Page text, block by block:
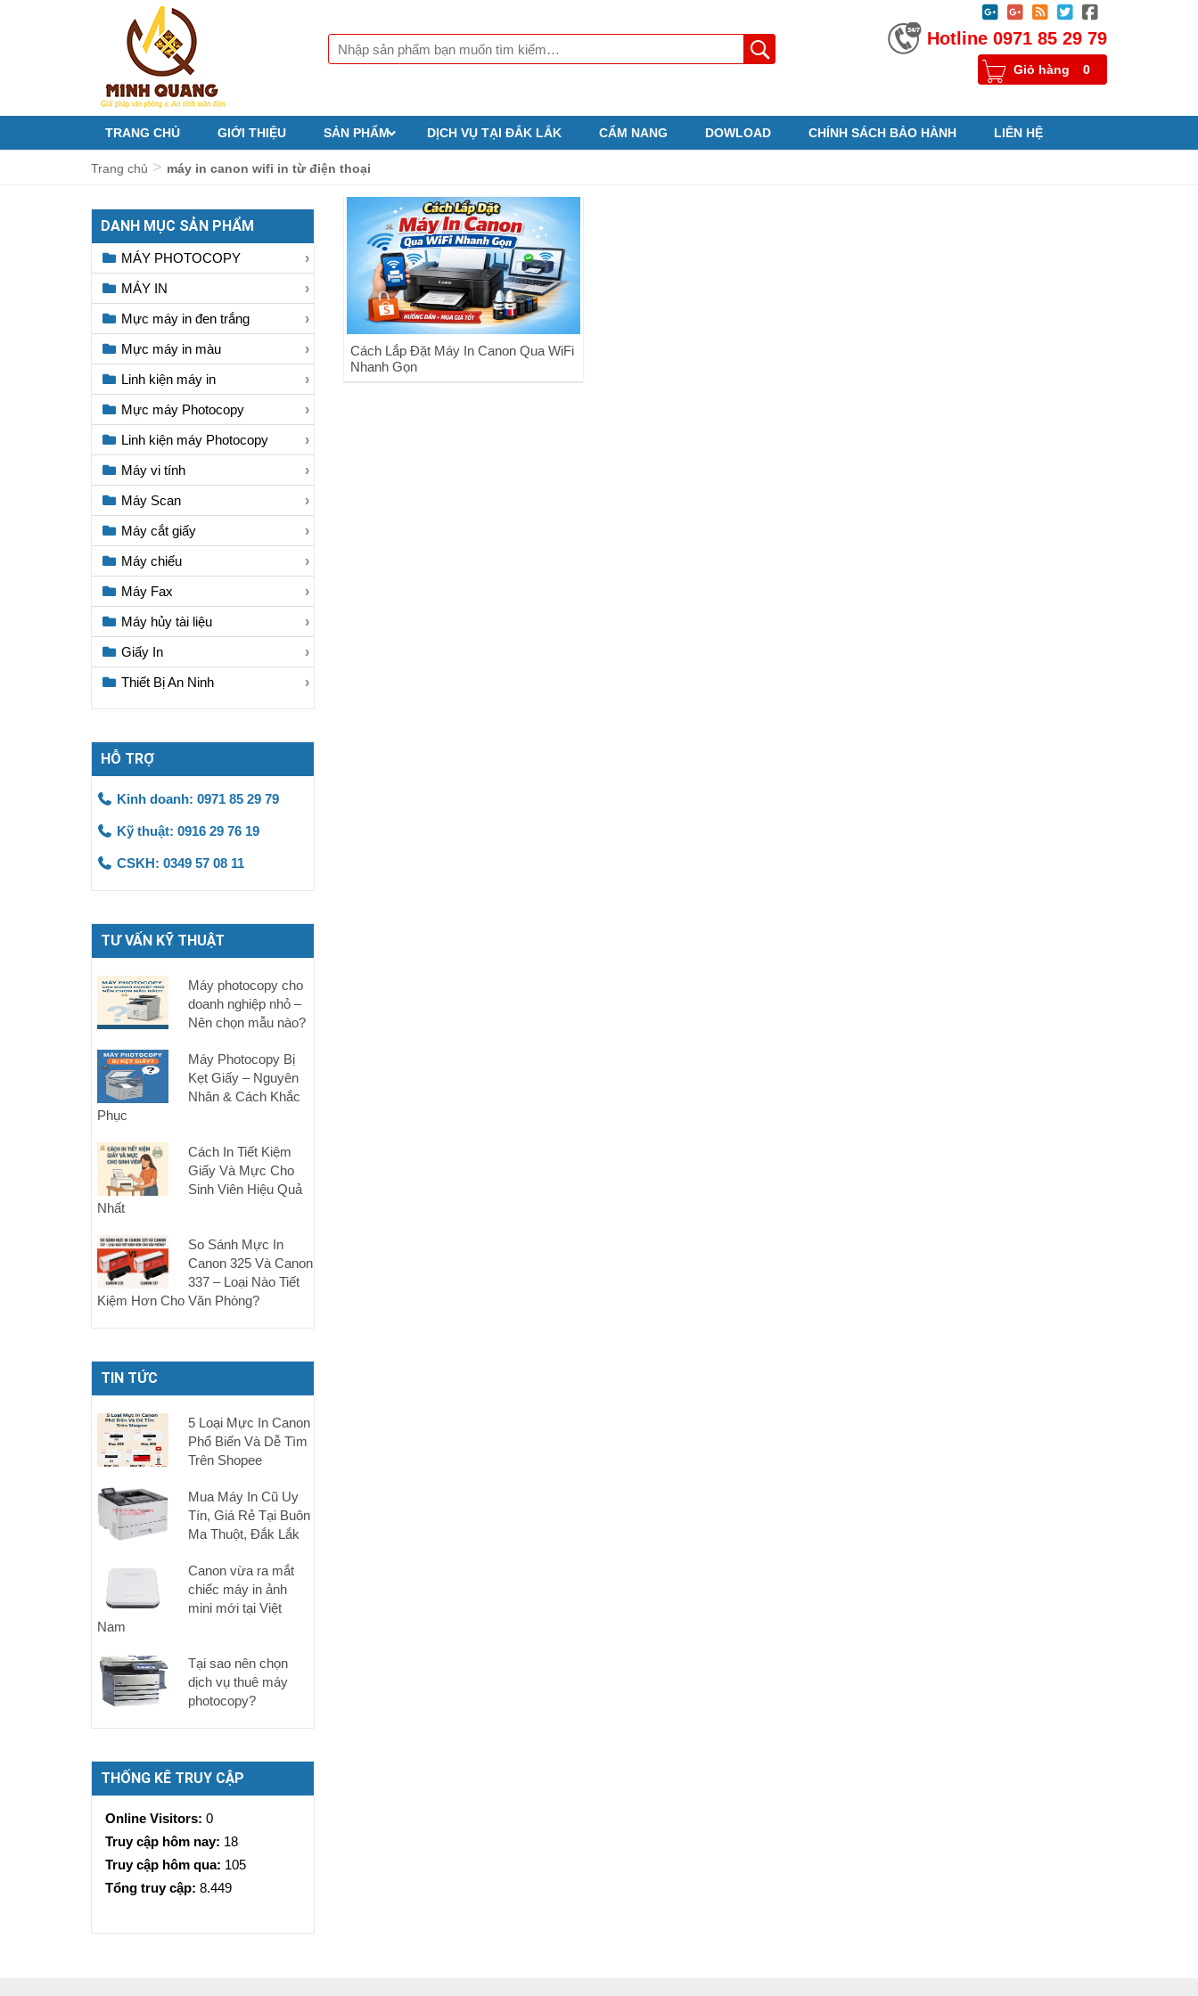





Hotline 0971 85 29 79
Giỏ hàng 0
TRANG CHỦ GIỚI THIỆU SẢN PHẨM DỊCH VỤ TẠI ĐẮK LẮK CẨM NANG DOWLOAD CHÍNH SÁCH BẢO HÀNH LIÊN HỆ
Trang chủ > máy in canon wifi in từ điện thoại
Cách Lắp Đặt Máy In Canon Qua WiFi
Nhanh Gọn
DANH MỤC SẢN PHẨM
MÁY PHOTOCOPY
MÁY IN
Mực máy in đen trắng
Mực máy in màu
Linh kiện máy in
Mực máy Photocopy
Linh kiện máy Photocopy
Máy vi tính
Máy Scan
Máy cắt giấy
Máy chiếu
Máy Fax
Máy hủy tài liệu
Giấy In
Thiết Bị An Ninh
HỖ TRỢ
Kinh doanh: 0971 85 29 79
Kỹ thuật: 0916 29 76 19
CSKH: 0349 57 08 11
TƯ VẤN KỸ THUẬT
Máy photocopy cho
doanh nghiệp nhỏ –
Nên chọn mẫu nào?
Máy Photocopy Bị
Kẹt Giấy – Nguyên
Nhân & Cách Khắc
Phục
Cách In Tiết Kiệm
Giấy Và Mực Cho
Sinh Viên Hiệu Quả
Nhất
So Sánh Mực In
Canon 325 Và Canon
337 – Loại Nào Tiết
Kiệm Hơn Cho Văn Phòng?
TIN TỨC
5 Loại Mực In Canon
Phổ Biến Và Dễ Tìm
Trên Shopee
Mua Máy In Cũ Uy
Tín, Giá Rẻ Tại Buôn
Ma Thuột, Đắk Lắk
Canon vừa ra mắt
chiếc máy in ảnh
mini mới tại Việt
Nam
Tại sao nên chọn
dịch vụ thuê máy
photocopy?
THỐNG KÊ TRUY CẬP
Online Visitors: 0
Truy cập hôm nay: 18
Truy cập hôm qua: 105
Tổng truy cập: 8.449